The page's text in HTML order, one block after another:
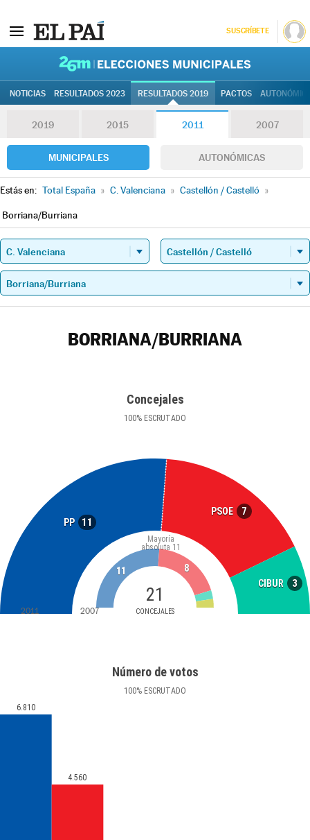
SUSCRÍBETE
NOTICIAS RESULTADOS 2023 RESULTADOS 2019 PACTOS
2019 2015 2011 2007
MUNICIPALES AUTONÓMICAS
Estás en: Total España » C. Valenciana » Castellón / Castelló »
Borriana/Burriana
BORRIANA/BURRIANA
Concejales
100% ESCRUTADO
PP 11
PSOE 7
CIBUR 3
21
CONCEJALES
Mayoría
absoluta 11
11 8
2011 2007
Número de votos
100% ESCRUTADO
6.810
4.560